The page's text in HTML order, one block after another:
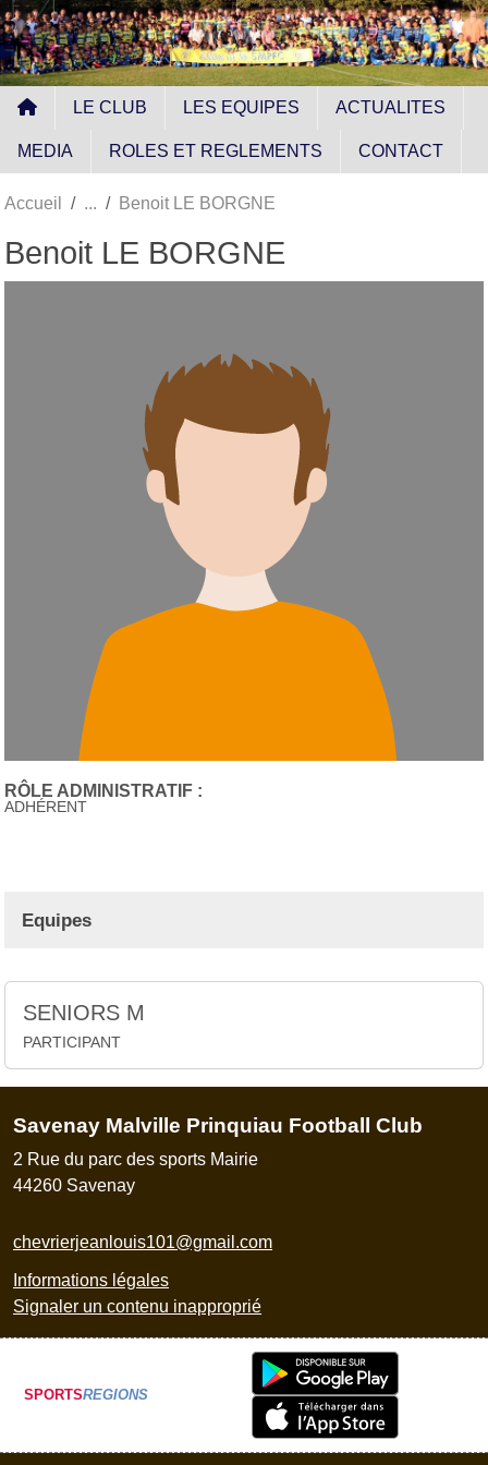
LE CLUB LES EQUIPES ACTUALITES
MEDIA ROLES ET REGLEMENTS CONTACT
Accueil Benoit LE BORGNE
Benoit LE BORGNE
RÔLE ADMINISTRATIF :
ADHÉRENT
Equipes
SENIORS M
PARTICIPANT
Savenay Malville Prinquiau Football Club
2 Rue du parc des sports Mairie
44260 Savenay
chevrierjeanlouis101@gmail.com
Informations légales
Signaler un contenu inapproprié
SPORTSREGIONS
Panneau de gestion des cookies